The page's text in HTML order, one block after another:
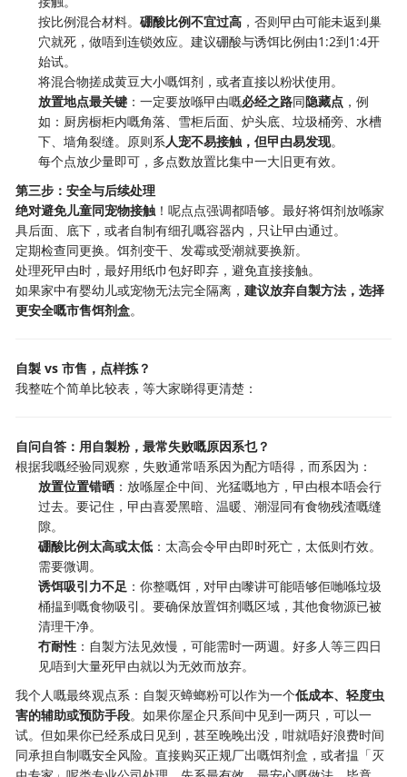
按比例混合材料。硼酸比例不宜过高 ，否则曱甴可能未返到巢
穴就死，做唔到连锁效应。建议硼酸与诱饵比例由1:2到1:4开
始试。
将混合物搓成黄豆大小嘅饵剂，或者直接以粉状使用。
放置地点最关键 ：一定要放喺曱甴嘅必经之路同隐藏点 ，例
如：厨房橱柜内嘅角落、雪柜后面、炉头底、垃圾桶旁、水槽
下、墙角裂缝。原则系人宠不易接触，但曱甴易发现。
每个点放少量即可，多点数放置比集中一大旧更有效。
第三步：安全与后续处理
绝对避免儿童同宠物接触 ！呢点点强调都唔够。最好将饵剂放喺家
具后面、底下，或者自制有细孔嘅容器内，只让曱甴通过。
定期检查同更换。饵剂变干、发霉或受潮就要换新。
处理死曱甴时，最好用纸巾包好即弃，避免直接接触。
如果家中有婴幼儿或宠物无法完全隔离，建议放弃自製方法，选择
更安全嘅市售饵剂盒。
自製 vs 市售，点样拣？
我整咗个简单比较表，等大家睇得更清楚：
自问自答：用自製粉，最常失败嘅原因系乜？
根据我嘅经验同观察，失败通常唔系因为配方唔得，而系因为：
放置位置错晒 ：放喺屋企中间、光猛嘅地方，曱甴根本唔会行
过去。要记住，曱甴喜爱黑暗、温暖、潮湿同有食物残渣嘅缝
隙。
硼酸比例太高或太低 ：太高会令曱甴即时死亡，太低则冇效。
需要微调。
诱饵吸引力不足 ：你整嘅饵，对曱甴嚟讲可能唔够佢哋喺垃圾
桶揾到嘅食物吸引。要确保放置饵剂嘅区域，其他食物源已被
清理干净。
冇耐性 ：自製方法见效慢，可能需时一两週。好多人等三四日
见唔到大量死曱甴就以为无效而放弃。
我个人嘅最终观点系：自製灭蟑螂粉可以作为一个低成本、轻度虫
害的辅助或预防手段。如果你屋企只系间中见到一两只，可以一
试。但如果你已经系成日见到，甚至晚晚出没，咁就唔好浪费时间
同承担自制嘅安全风险。直接购买正规厂出嘅饵剂盒，或者揾「灭